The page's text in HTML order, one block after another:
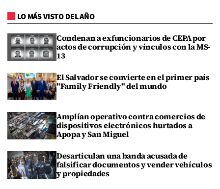
LO MÁS VISTO DEL AÑO
Condenan a exfuncionarios de CEPA por
actos de corrupción y vínculos con la MS-
13
El Salvador se convierte en el primer país
"Family Friendly" del mundo
Amplían operativo contra comercios de
dispositivos electrónicos hurtados a
Apopa y San Miguel
Desarticulan una banda acusada de
falsificar documentos y vender vehículos
y propiedades